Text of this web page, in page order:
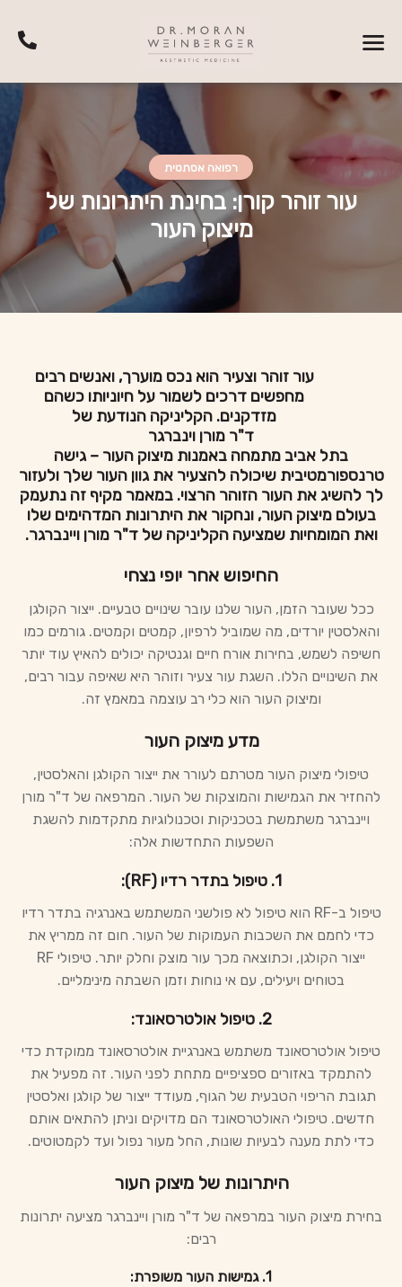
רפואה אסתטית
עור זוהר קורן: בחינת היתרונות של
מיצוק העור
עור זוהר וצעיר הוא נכס מוערך, ואנשים רבים
מחפשים דרכים לשמור על חיוניותו כשהם
מזדקנים. הקליניקה הנודעת של
ד"ר מורן וינברגר
בתל אביב מתמחה באמנות מיצוק העור – גישה
טרנספורמטיבית שיכולה להצעיר את גוון העור שלך ולעזור
לך להשיג את העור הזוהר הרצוי. במאמר מקיף זה נתעמק
בעולם מיצוק העור, ונחקור את היתרונות המדהימים שלו
ואת המומחיות שמציעה הקליניקה של ד"ר מורן ויינברגר.
החיפוש אחר יופי נצחי
ככל שעובר הזמן, העור שלנו עובר שינויים טבעיים. ייצור הקולגן
והאלסטין יורדים, מה שמוביל לרפיון, קמטים וקמטים. גורמים כמו
חשיפה לשמש, בחירות אורח חיים וגנטיקה יכולים להאיץ עוד יותר
את השינויים הללו. השגת עור צעיר וזוהר היא שאיפה עבור רבים,
ומיצוק העור הוא כלי רב עוצמה במאמץ זה.
מדע מיצוק העור
טיפולי מיצוק העור מטרתם לעורר את ייצור הקולגן והאלסטין,
להחזיר את הגמישות והמוצקות של העור. המרפאה של ד"ר מורן
ויינברגר משתמשת בטכניקות וטכנולוגיות מתקדמות להשגת
השפעות התחדשות אלה:
1. טיפול בתדר רדיו (RF):
טיפול ב-RF הוא טיפול לא פולשני המשתמש באנרגיה בתדר רדיו
כדי לחמם את השכבות העמוקות של העור. חום זה ממריץ את
ייצור הקולגן, וכתוצאה מכך עור מוצק וחלק יותר. טיפולי RF
בטוחים ויעילים, עם אי נוחות וזמן השבתה מינימליים.
2. טיפול אולטרסאונד:
טיפול אולטרסאונד משתמש באנרגיית אולטרסאונד ממוקדת כדי
להתמקד באזורים ספציפיים מתחת לפני העור. זה מפעיל את
תגובת הריפוי הטבעית של הגוף, מעודד ייצור של קולגן ואלסטין
חדשים. טיפולי האולטרסאונד הם מדויקים וניתן להתאים אותם
כדי לתת מענה לבעיות שונות, החל מעור נפול ועד לקמטוטים.
היתרונות של מיצוק העור
בחירת מיצוק העור במרפאה של ד"ר מורן ויינברגר מציעה יתרונות
רבים:
1. גמישות העור משופרת: